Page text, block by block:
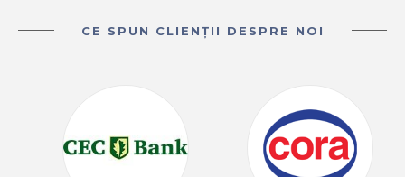
CE SPUN CLIENȚII DESPRE NOI